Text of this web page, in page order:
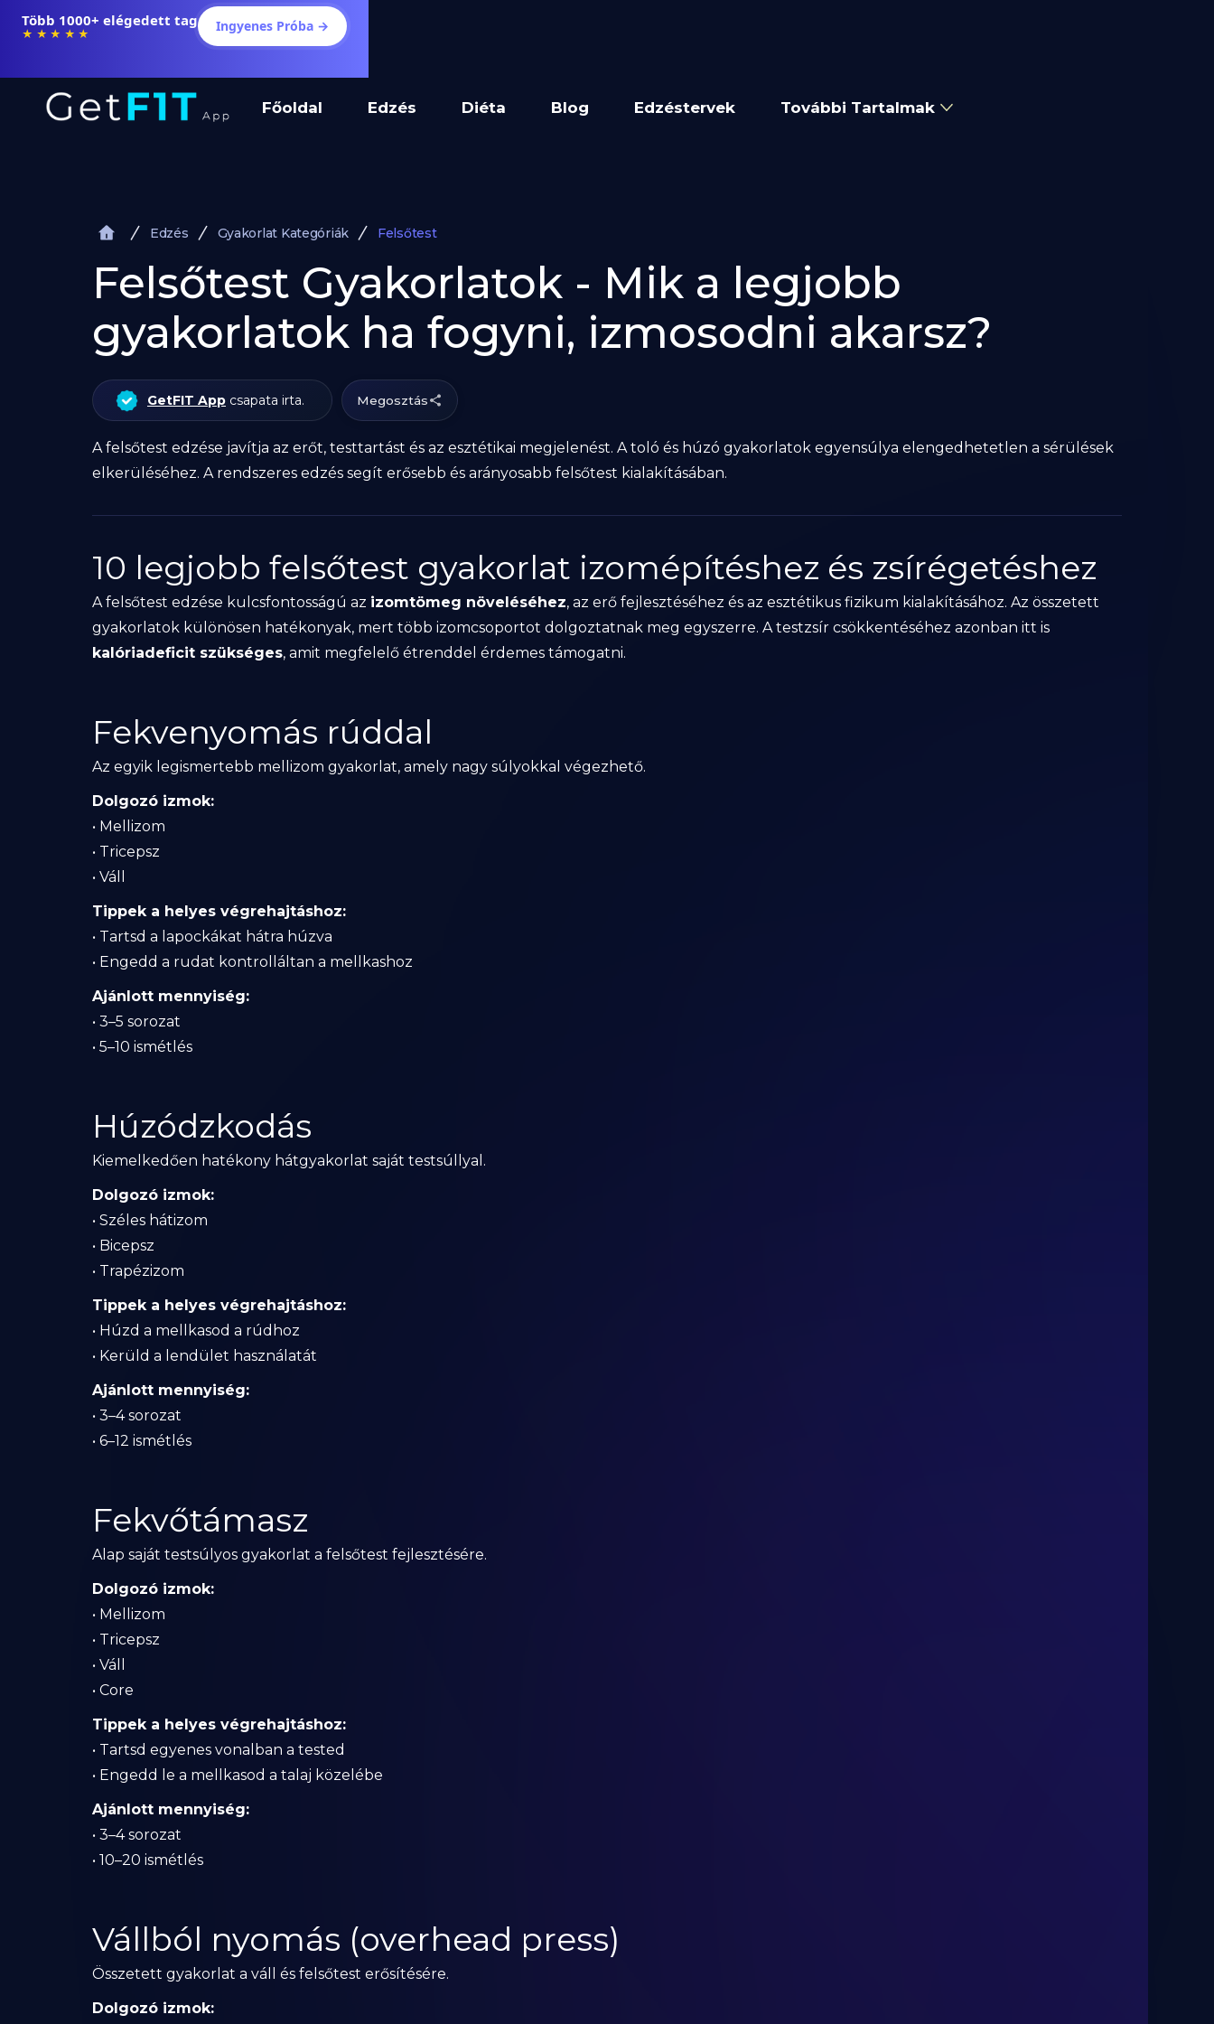
Több 1000+ elégedett tag
★★★★★ Ingyenes Próba →
Főoldal Edzés Diéta Blog Edzéstervek További Tartalmak
Edzés Gyakorlat Kategóriák Felsőtest
Felsőtest Gyakorlatok - Mik a legjobb
gyakorlatok ha fogyni, izmosodni akarsz?
GetFIT App csapata irta. Megosztás
A felsőtest edzése javítja az erőt, testtartást és az esztétikai megjelenést. A toló és húzó gyakorlatok egyensúlya elengedhetetlen a sérülések
elkerüléséhez. A rendszeres edzés segít erősebb és arányosabb felsőtest kialakításában.
10 legjobb felsőtest gyakorlat izomépítéshez és zsírégetéshez
A felsőtest edzése kulcsfontosságú az izomtömeg növeléséhez, az erő fejlesztéséhez és az esztétikus fizikum kialakításához. Az összetett
gyakorlatok különösen hatékonyak, mert több izomcsoportot dolgoztatnak meg egyszerre. A testzsír csökkentéséhez azonban itt is
kalóriadeficit szükséges, amit megfelelő étrenddel érdemes támogatni.
Fekvenyomás rúddal
Az egyik legismertebb mellizom gyakorlat, amely nagy súlyokkal végezhető.
Dolgozó izmok:
• Mellizom
• Tricepsz
• Váll
Tippek a helyes végrehajtáshoz:
• Tartsd a lapockákat hátra húzva
• Engedd a rudat kontrolláltan a mellkashoz
Ajánlott mennyiség:
• 3–5 sorozat
• 5–10 ismétlés
Húzódzkodás
Kiemelkedően hatékony hátgyakorlat saját testsúllyal.
Dolgozó izmok:
• Széles hátizom
• Bicepsz
• Trapézizom
Tippek a helyes végrehajtáshoz:
• Húzd a mellkasod a rúdhoz
• Kerüld a lendület használatát
Ajánlott mennyiség:
• 3–4 sorozat
• 6–12 ismétlés
Fekvőtámasz
Alap saját testsúlyos gyakorlat a felsőtest fejlesztésére.
Dolgozó izmok:
• Mellizom
• Tricepsz
• Váll
• Core
Tippek a helyes végrehajtáshoz:
• Tartsd egyenes vonalban a tested
• Engedd le a mellkasod a talaj közelébe
Ajánlott mennyiség:
• 3–4 sorozat
• 10–20 ismétlés
Vállból nyomás (overhead press)
Összetett gyakorlat a váll és felsőtest erősítésére.
Dolgozó izmok: